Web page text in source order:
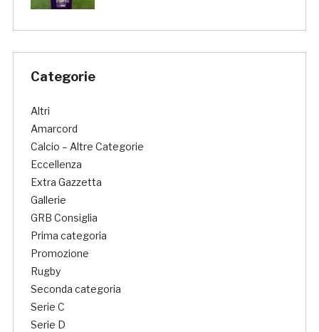
Categorie
Altri
Amarcord
Calcio – Altre Categorie
Eccellenza
Extra Gazzetta
Gallerie
GRB Consiglia
Prima categoria
Promozione
Rugby
Seconda categoria
Serie C
Serie D